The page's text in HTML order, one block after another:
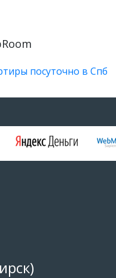
посуточно в Спб